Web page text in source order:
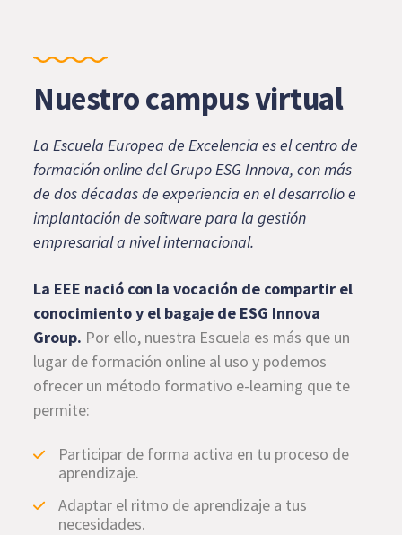
Nuestro campus virtual
La Escuela Europea de Excelencia es el centro de
formación online del Grupo ESG Innova, con más
de dos décadas de experiencia en el desarrollo e
implantación de software para la gestión
empresarial a nivel internacional.
La EEE nació con la vocación de compartir el
conocimiento y el bagaje de ESG Innova
Group. Por ello, nuestra Escuela es más que un
lugar de formación online al uso y podemos
ofrecer un método formativo e-learning que te
permite:
Participar de forma activa en tu proceso de
aprendizaje.
Adaptar el ritmo de aprendizaje a tus
necesidades.